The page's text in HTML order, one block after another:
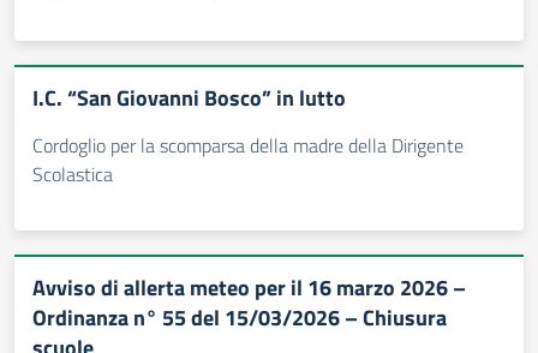
I.C. “San Giovanni Bosco” in lutto
Cordoglio per la scomparsa della madre della Dirigente
Scolastica
Avviso di allerta meteo per il 16 marzo 2026 –
Ordinanza n° 55 del 15/03/2026 – Chiusura